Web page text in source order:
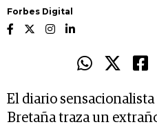
Forbes Digital
El diario
Bretaña traza un